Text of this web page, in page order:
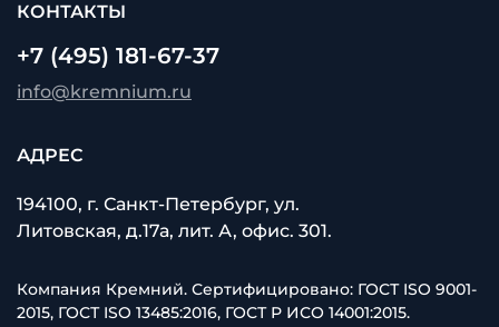
КОНТАКТЫ
+7 (495) 181-67-37
info@kremnium.ru
АДРЕС
194100, г. Санкт-Петербург, ул.
Литовская, д.17а, лит. А, офис. 301.
Компания Кремний. Сертифицировано: ГОСТ ISO 9001-
2015, ГОСТ ISO 13485:2016, ГОСТ Р ИСО 14001:2015.